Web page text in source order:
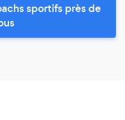
sportifs près de